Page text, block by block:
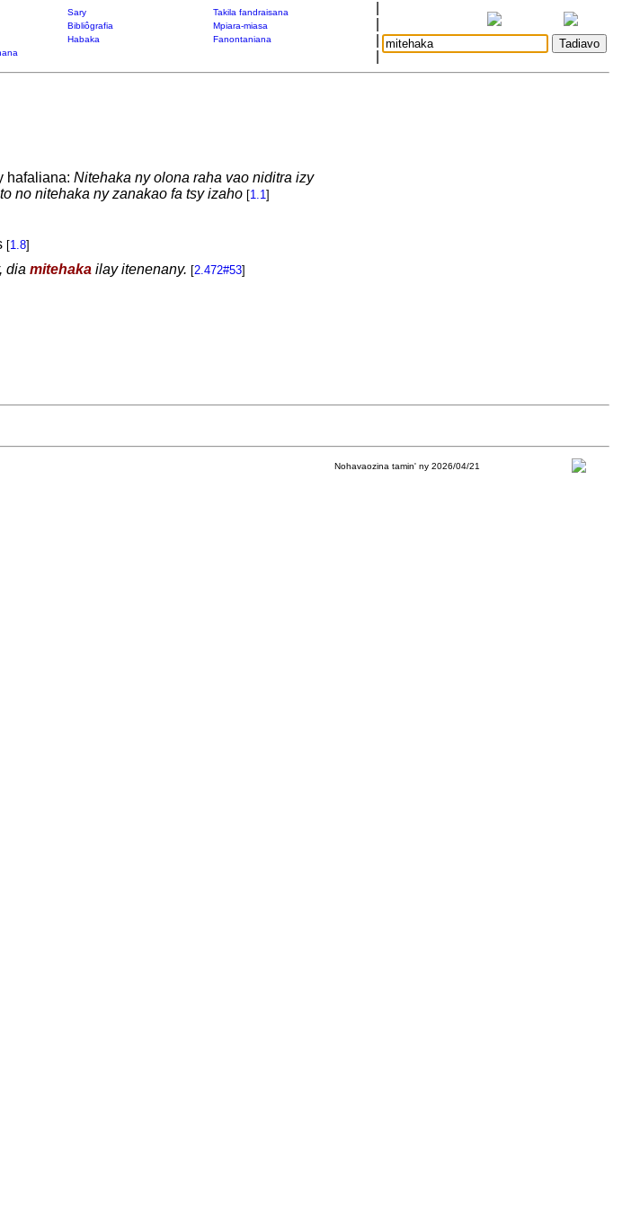
Sary
Takila fandraisana
Bibliôgrafia
Mpiara-miasa
Habaka
Fanontaniana
hafaliana: Nitehaka ny olona raha vao niditra izy
no nitehaka ny zanakao fa tsy izaho [1.1]
[1.8]
dia mitehakailay itenenany. [2.472#53]
Nohavaozina tamin' ny 2026/04/21